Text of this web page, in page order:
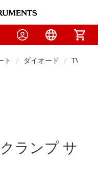
ト ダイオード TVS ダ
ランプ サ